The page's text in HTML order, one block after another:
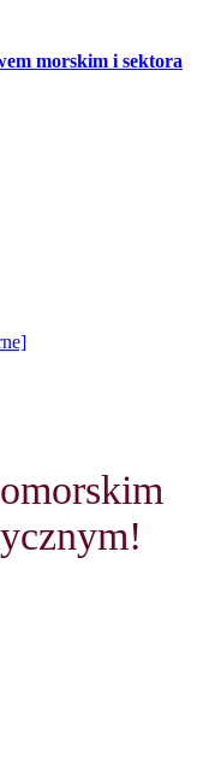
morskim i sektora